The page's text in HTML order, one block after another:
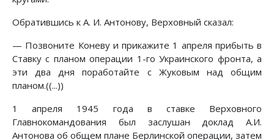
Обратившись к А. И. Антонову, Верховный сказал:
— Позвоните Коневу и прикажите 1 апреля прибыть в
Ставку с планом операции 1-го Украинского фронта, а
эти два дня поработайте с Жуковым над общим
планом.((...))
1 апреля 1945 года в ставке Верховного
Главнокомандования был заслушан доклад А.И.
Антонова об общем плане Берлинской операции, затем